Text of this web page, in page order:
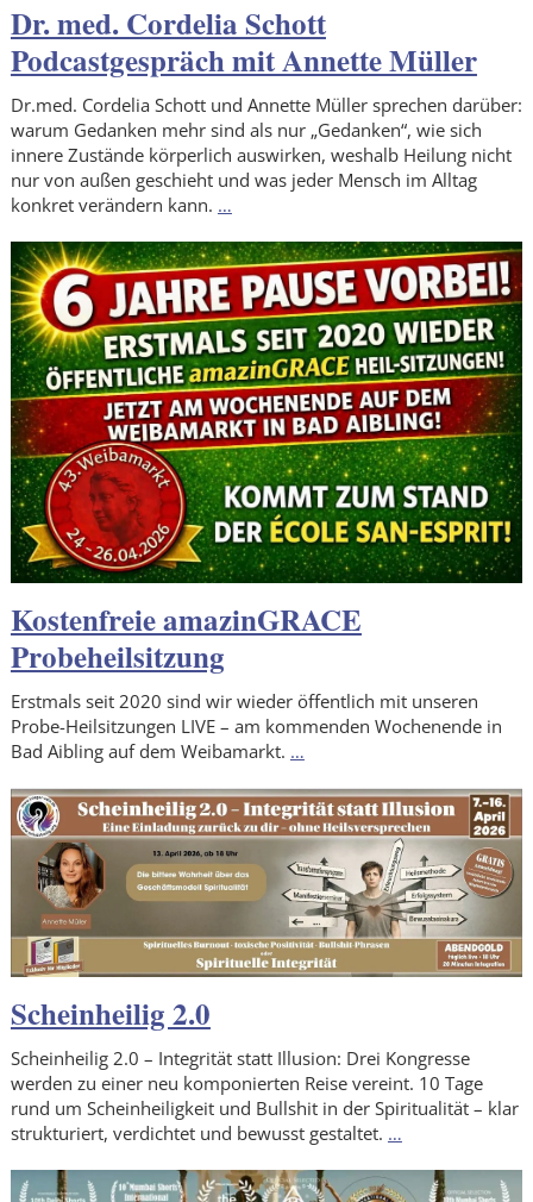
Dr. med. Cordelia Schott
Podcastgespräch mit Annette Müller
Dr.med. Cordelia Schott und Annette Müller sprechen darüber:
warum Gedanken mehr sind als nur „Gedanken“, wie sich
innere Zustände körperlich auswirken, weshalb Heilung nicht
nur von außen geschieht und was jeder Mensch im Alltag
konkret verändern kann. …
Kostenfreie amazinGRACE
Probeheilsitzung
Erstmals seit 2020 sind wir wieder öffentlich mit unseren
Probe-Heilsitzungen LIVE – am kommenden Wochenende in
Bad Aibling auf dem Weibamarkt. …
Scheinheilig 2.0
Scheinheilig 2.0 – Integrität statt Illusion: Drei Kongresse
werden zu einer neu komponierten Reise vereint. 10 Tage
rund um Scheinheiligkeit und Bullshit in der Spiritualität – klar
strukturiert, verdichtet und bewusst gestaltet. …